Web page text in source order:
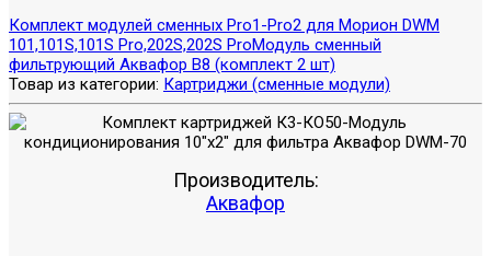
Комплект модулей сменных Pro1-Pro2 для Морион DWM
101,101S,101S Pro,202S,202S ProМодуль сменный
фильтрующий Аквафор В8 (комплект 2 шт)
Товар из категории: Картриджи (сменные модули)
Производитель:
Аквафор